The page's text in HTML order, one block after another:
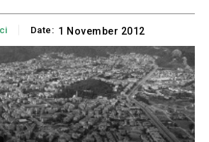
Date: 1 November 2012